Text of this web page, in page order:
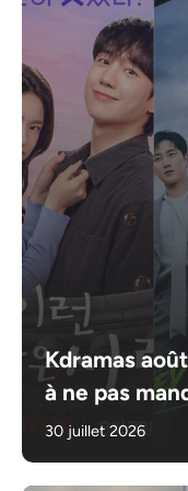
Kdramas
à ne pas
30 juillet 2026